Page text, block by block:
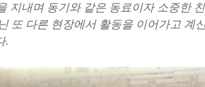
지내며 동기와 같은 동료이자 소중한
또 다른 현장에서 활동을 이어가고 계
.